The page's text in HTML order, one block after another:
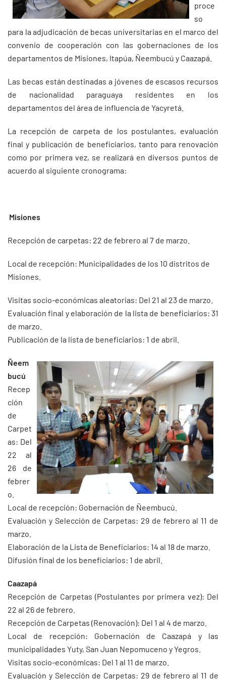
proce
so
para la adjudicación de becas universitarias en el marco del
convenio de cooperación con las gobernaciones de los
departamentos de Misiones, Itapúa, Ñeembucú y Caazapá.
Las becas están destinadas a jóvenes de escasos recursos
de nacionalidad paraguaya residentes en los
departamentos del área de influencia de Yacyretá.
La recepción de carpeta de los postulantes, evaluación
final y publicación de beneficiarios, tanto para renovación
como por primera vez, se realizará en diversos puntos de
acuerdo al siguiente cronograma:
Misiones
Recepción de carpetas: 22 de febrero al 7 de marzo.
Local de recepción: Municipalidades de los 10 distritos de
Misiones.
Visitas socio-económicas aleatorias: Del 21 al 23 de marzo.
Evaluación final y elaboración de la lista de beneficiarios: 31
de marzo.
Publicación de la lista de beneficiarios: 1 de abril.
Ñeem
bucú
Recep
ción
de
Carpet
as: Del
22 al
26 de
febrer
o.
Local de recepción: Gobernación de Ñeembucú.
Evaluación y Selección de Carpetas: 29 de febrero al 11 de
marzo.
Elaboración de la Lista de Beneficiarios: 14 al 18 de marzo.
Difusión final de los beneficiarios: 1 de abril.
Caazapá
Recepción de Carpetas (Postulantes por primera vez): Del
22 al 26 de febrero.
Recepción de Carpetas (Renovación): Del 1 al 4 de marzo.
Local de recepción: Gobernación de Caazapá y las
municipalidades Yuty, San Juan Nepomuceno y Yegros.
Visitas socio-económicas: Del 1 al 11 de marzo.
Evaluación y Selección de Carpetas: 29 de febrero al 11 de